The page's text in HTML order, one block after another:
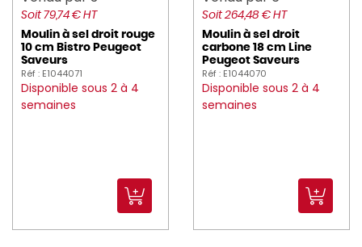
kuantom (2)
L_TELLIER (66)
LA_ROCHERE (54)
LACOR (133)
lemarquier (8)
Soit 79,74 € HT
Moulin à sel droit rouge
10 cm Bistro Peugeot
Saveurs
Réf : E1044071
Disponible sous 2 à 4
semaines
Soit 264,48 € HT
Moulin à sel droit
carbone 18 cm Line
Peugeot Saveurs
Réf : E1044070
Disponible sous 2 à 4
semaines